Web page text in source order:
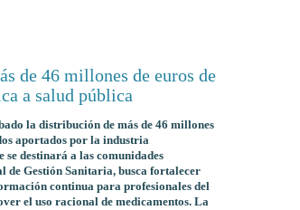
de 46 millones de euros de
a salud pública
la distribución de más de 46 millones
aportados por la industria
destinará a las comunidades
de Gestión Sanitaria, busca fortalecer
continua para profesionales del
el uso racional de medicamentos. La